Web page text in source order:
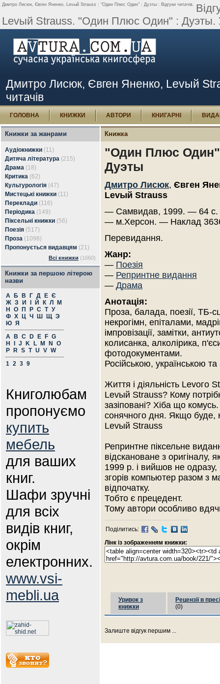
Дмитро Лисюк, Євген Яненко, Levый Strauss : "Один Плюс Один" : Дуэты : Відгуки читачів.
Levый Strauss. "Один Плюс Один" : Дуэты.
Дмитро Лисюк, Євген Яненко, Levый
читачів
ГОЛОВНА КНИЖКИ АВТОРИ КНИГАРНІ
Книжки за жанрами
Аудіокнижки (11)
Дитяча література (215)
Драма (18)
Критика (62)
Культурологія (47)
Мистецькі книжки (11)
Переклади (116)
Періодика (149)
Піксельні книжки (56)
Поезія (517)
Проза (1098)
Пропонується видавцям (21)
Всі книжки (1660)
Книжки за першою літерою
назви
А Б В Г Д Е Є
Ж З И Й К Л
М
Н
О П Р С Т У
Ф Х Ц Ч Ш Щ Э
Ю Я
A
B C D E F G
H
J K L M N
O
P
R S T U V W
1 2 3 9
Книголюбам
пропонуємо
купить
мебель
для ваших
книг.
Шафи зручні
для всіх
видів книг,
окрім
електронних.
www.vsi-
mebli.ua
Книжка
"Один Плюс
Дуэты
Дмитро Лисюк, Євген
Levый Strauss
— Самвидав, 1999. — 64 с.
— м.Херсон. — Наклад
Перевидання.
Жанр:
— Поезія
— Репринтне видання
— Драма
Анотація:
Проза, балада, поезії, ТБ-
некрогімн, епіталами,
імпровізації, замітки,
колисанка, алколірика,
фотодокументами.
Російською, українською
Життя і діяльність Levого
Levый Strauss? Кому
зазіповані? Хіба що
сонячного дня. Якщо буде,
Levый Strauss
Репринтне піксельне
відскановане з
1999 р. і вийшов не одразу,
згорів компьютер разом з
відпочатку.
Тобто є прецедент.
Тому автори особливо
Поділитись:
Лінк із зображенням книжки:
Уривок з
книжки
Рецензії в пресі
(0)
Залиште відгук першим ...